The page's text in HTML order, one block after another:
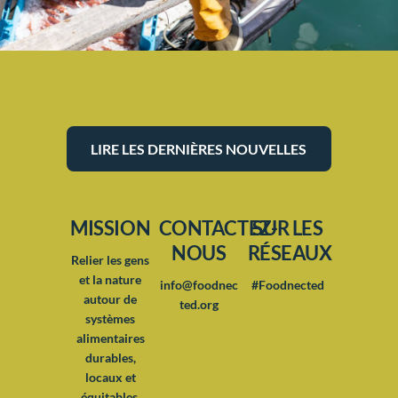
LIRE LES DERNIÈRES NOUVELLES
MISSION
Relier les gens
et la nature
autour de
systèmes
alimentaires
durables,
locaux et
CONTACTEZ-
NOUS
info@foodnec
ted.org
SUR LES
RÉSEAUX
#Foodnected